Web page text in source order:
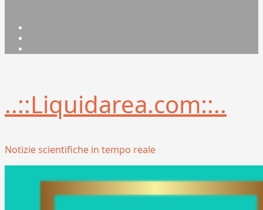
..::Liquidarea.com::..
Notizie scientifiche in tempo reale